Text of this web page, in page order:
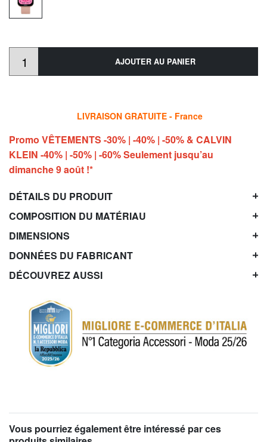
AJOUTER AU PANIER
LIVRAISON GRATUITE - France
Promo VÊTEMENTS -30% | -40% | -50% & CALVIN
KLEIN -40% | -50% | -60% Seulement jusqu’au
dimanche 9 août !*
DÉTAILS DU PRODUIT
COMPOSITION DU MATÉRIAU
DIMENSIONS
DONNÉES DU FABRICANT
DÉCOUVREZ AUSSI
Vous pourriez également être intéressé par ces